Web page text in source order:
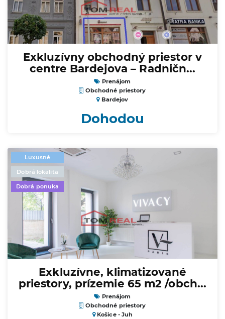
Exkluzívny obchodný priestor v
centre Bardejova – Radničn...
Prenájom
Obchodné priestory
Bardejov
Dohodou
Luxusné
Dobrá lokalita
Dobrá ponuka
Exkluzívne, klimatizované
priestory, prízemie 65 m2 /obch...
Prenájom
Obchodné priestory
Košice - Juh